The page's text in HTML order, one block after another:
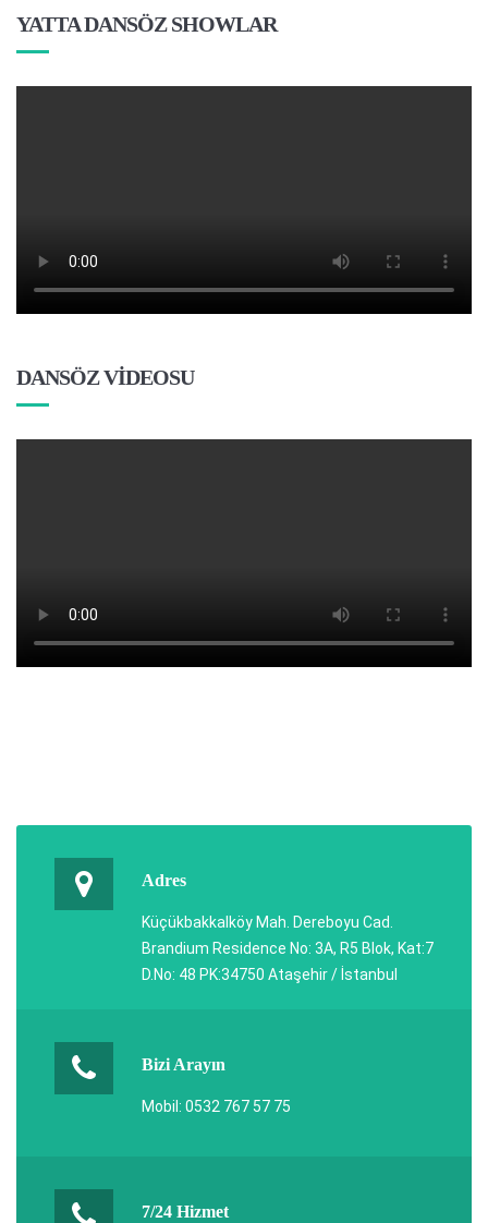
YATTA DANSÖZ SHOWLAR
DANSÖZ VİDEOSU
Adres
Küçükbakkalköy Mah. Dereboyu Cad.
Brandium Residence No: 3A, R5 Blok, Kat:7
D.No: 48 PK:34750 Ataşehir / İstanbul
Bizi Arayın
Mobil: 0532 767 57 75
7/24 Hizmet